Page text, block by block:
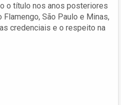
o título nos anos posteriores
São Paulo e Minas,
credenciais e o respeito na